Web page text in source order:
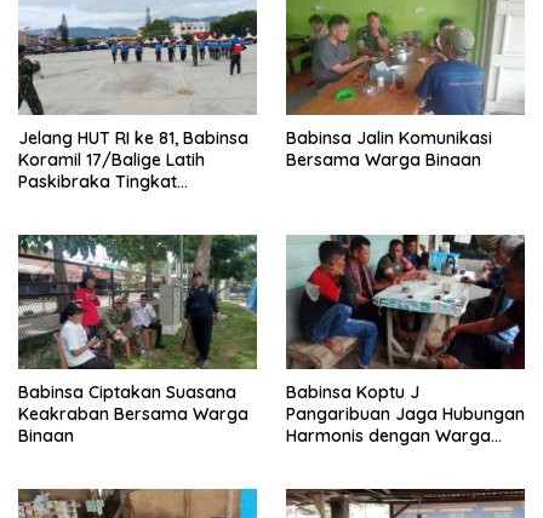
Jelang HUT RI ke 81, Babinsa
Koramil 17/Balige Latih
Paskibraka Tingkat
Babinsa Jalin Komunikasi
Bersama Warga Binaan
Babinsa Ciptakan Suasana
Keakraban Bersama Warga
Binaan
Babinsa Koptu J
Pangaribuan Jaga Hubungan
Harmonis dengan Warga